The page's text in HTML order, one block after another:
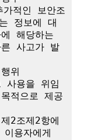
적인 보안조
정보에 대
해당하는
사고가 발
위
사용을 위임
적으로 제공
2조제2항에
용자에게